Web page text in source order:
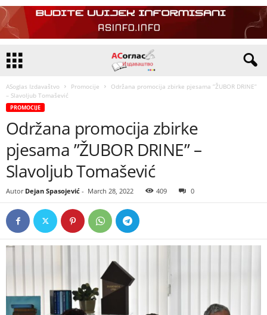
ASoglas Izdavaštvo Promocije
Održana promocija zbirke pjesama ”ŽUBOR DRINE”
– Slavoljub Tomašević
PROMOCIJE
Održana promocija zbirke
pjesama ”ŽUBOR DRINE” –
Slavoljub Tomašević
Autor Dejan Spasojević - March 28, 2022 409 0